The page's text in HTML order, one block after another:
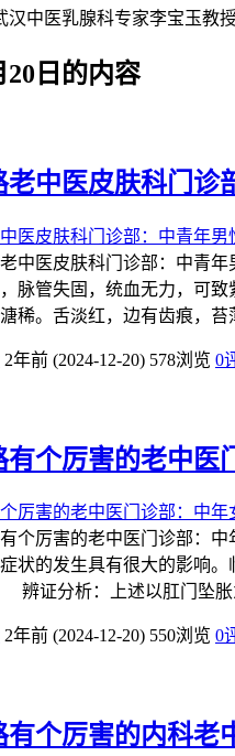
汉中医乳腺科专家李宝玉教
20日的内容
老中医皮肤科门诊
医皮肤科门诊部：中青年
脉管失固，统血无力，可
溏稀。舌淡红，边有齿痕
2年前 (2024-12-20) 578浏览 0
有个厉害的老中医
厉害的老中医门诊部：中
状的发生具有很大的影响
证分析：上述以肛门坠胀
2年前 (2024-12-20) 550浏览 0
有个厉害的内科老